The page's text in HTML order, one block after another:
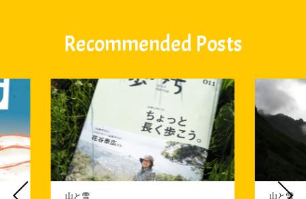
Recommended Posts
山と雪 山と雪